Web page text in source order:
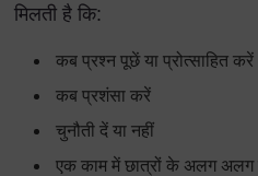
मिलती है कि:
कब प्रश्न पूछें या प्रोत्साहित करें
कब प्रशंसा करें
चुनौती दें या नहीं
एक काम में छात्रों के अलग अलग